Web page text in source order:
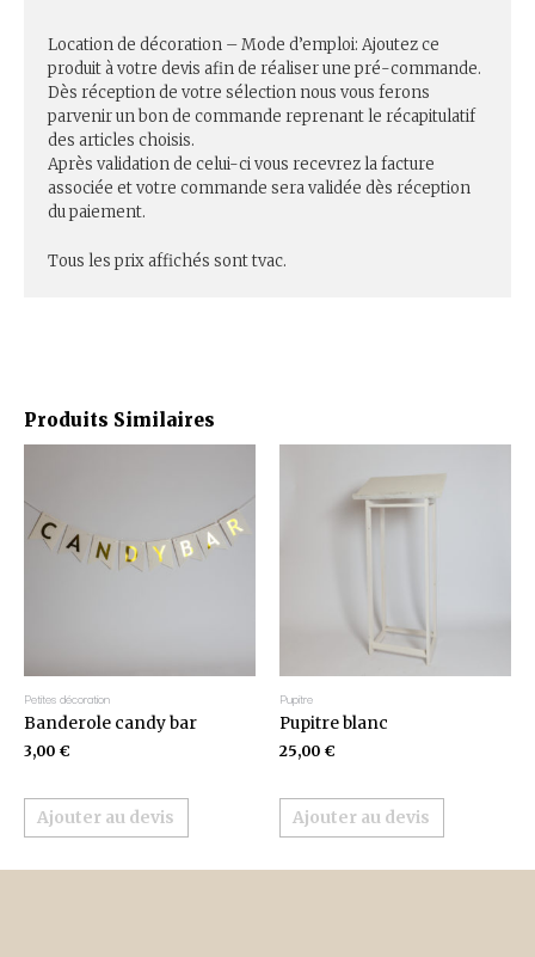
Produits Similaires
Petites décoration
Banderole candy bar
3,00 €
Ajouter au devis
Pupitre
Pupitre blanc
25,00 €
Ajouter au devis
Location de décoration – Mode d’emploi: Ajoutez ce
produit à votre devis afin de réaliser une pré-commande.
Dès réception de votre sélection nous vous ferons
parvenir un bon de commande reprenant le récapitulatif
des articles choisis.
Après validation de celui-ci vous recevrez la facture
associée et votre commande sera validée dès réception
du paiement.
Tous les prix affichés sont tvac.